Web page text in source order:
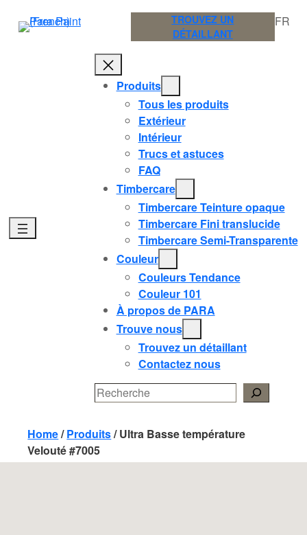
TROUVEZ UN
DÉTAILLANT
FR
Produits
Tous les produits
Extérieur
Intérieur
Trucs et astuces
FAQ
Timbercare
Timbercare Teinture opaque
Timbercare Fini translucide
Timbercare Semi-Transparente
Couleur
Couleurs Tendance
Couleur 101
À propos de PARA
Trouve nous
Trouvez un détaillant
Contactez nous
Search
Home/Produits/Ultra Basse température
Velouté #7005